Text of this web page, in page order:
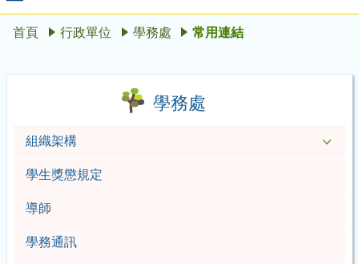
首頁 行政單位 學務處 常用連結
學務處
組織架構
學生獎懲規定
導師
學務通訊